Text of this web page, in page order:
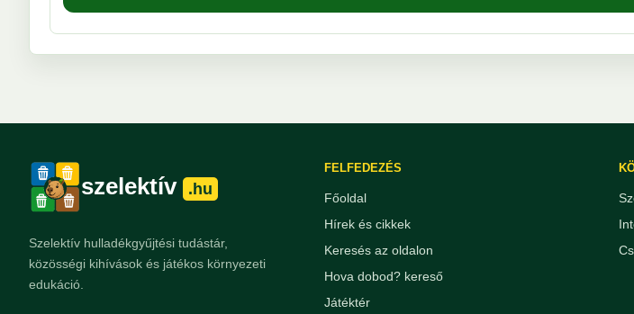
szelektív .hu
Szelektív hulladékgyűjtési tudástár,
közösségi kihívások és játékos környezeti
edukáció.
FELFEDEZÉS
Főoldal
Hírek és cikkek
Keresés az oldalon
Hova dobod? kereső
Játéktér